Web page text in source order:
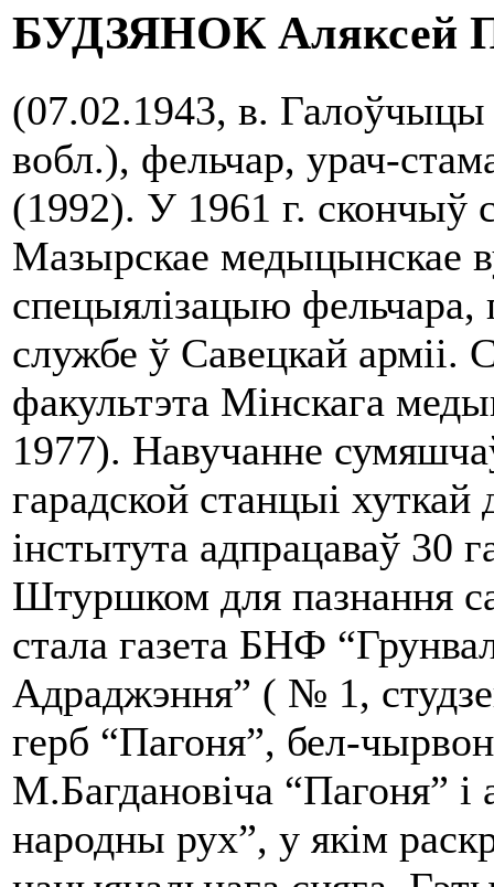
БУДЗЯНОК Аляксей
(07.02.1943, в. Галоўчыцы
вобл.), фельчар, урач-
(1992). У 1961 г. скончыў
Мазырскае медыцынскае
спецыялізацыю фельчара,
службе ў Савецкай арміі.
факультэта Мінскага
1977). Навучанне
гарадской станцыі хуткай
інстытута адпрацаваў 30
Штуршком для пазнання
стала газета БНФ
Адраджэння” ( № 1,
герб “Пагоня”, бел-
М.Багдановіча “Пагоня”
народны рух”, у якім